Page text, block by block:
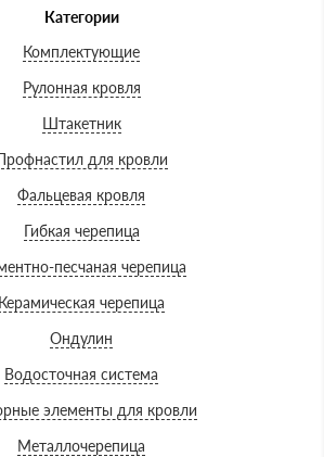
Категории
Комплектующие
Рулонная кровля
Штакетник
для кровли
Фальцевая кровля
Гибкая черепица
песчаная черепица
Керамическая черепица
Ондулин
Водосточная система
элементы для кровли
Металлочерепица